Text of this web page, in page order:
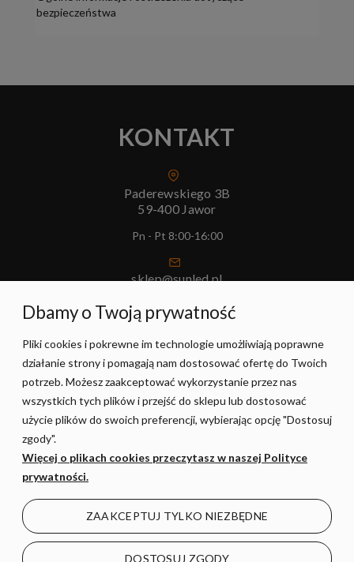
bezpieczeństwa
KONTAKT
Paderewskiego 3B
59-400 Jawor
Pn - Pt 8:00-16:00
sklep@sunled.pl
+48 690 128 561
POMOC
MOJE KONTO
O NAS
Dbamy o Twoją prywatność
Pliki cookies i pokrewne im technologie umożliwiają poprawne
działanie strony i pomagają nam dostosować ofertę do Twoich
potrzeb. Możesz zaakceptować wykorzystanie przez nas
wszystkich tych plików i przejść do sklepu lub dostosować
użycie plików do swoich preferencji, wybierając opcję "Dostosuj
zgody".
Więcej o plikach cookies przeczytasz w naszej Polityce
prywatności.
ZAAKCEPTUJ TYLKO NIEZBĘDNE
DOSTOSUJ ZGODY